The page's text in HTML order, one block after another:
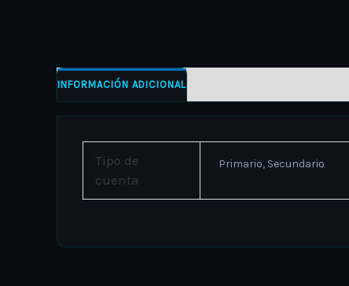
INFORMACIÓN ADICIONAL
Tipo de
cuenta
Primario, Secundario